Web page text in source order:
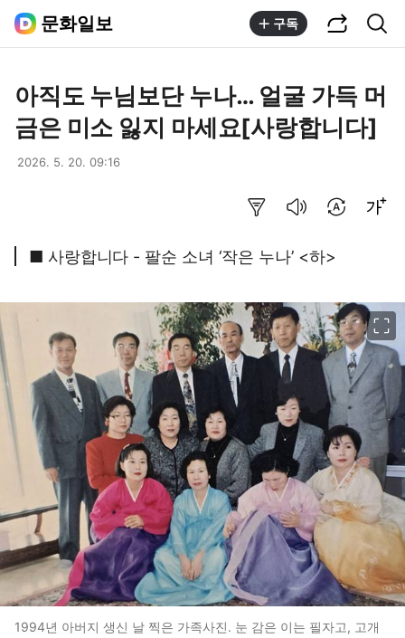
문화일보 구독
아직도 누님보단 누나… 얼굴 가득 머
금은 미소 잃지 마세요[사랑합니다]
2026. 5. 20. 09:16
■ 사랑합니다 - 팔순 소녀 ‘작은 누나’ <하>
1994년 아버지 생신 날 찍은 가족사진. 눈 감은 이는 필자고, 고개